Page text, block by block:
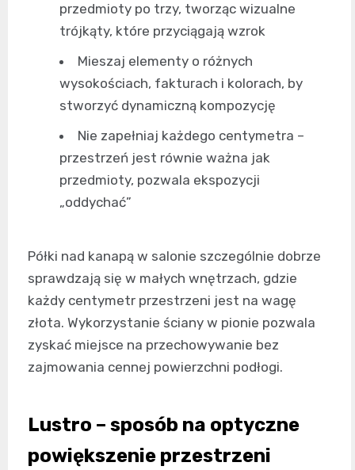
przedmioty po trzy, tworząc wizualne
trójkąty, które przyciągają wzrok
Mieszaj elementy o różnych
wysokościach, fakturach i kolorach, by
stworzyć dynamiczną kompozycję
Nie zapełniaj każdego centymetra –
przestrzeń jest równie ważna jak
przedmioty, pozwala ekspozycji
„oddychać”
Półki nad kanapą w salonie szczególnie dobrze
sprawdzają się w małych wnętrzach, gdzie
każdy centymetr przestrzeni jest na wagę
złota. Wykorzystanie ściany w pionie pozwala
zyskać miejsce na przechowywanie bez
zajmowania cennej powierzchni podłogi.
Lustro – sposób na optyczne
powiększenie przestrzeni